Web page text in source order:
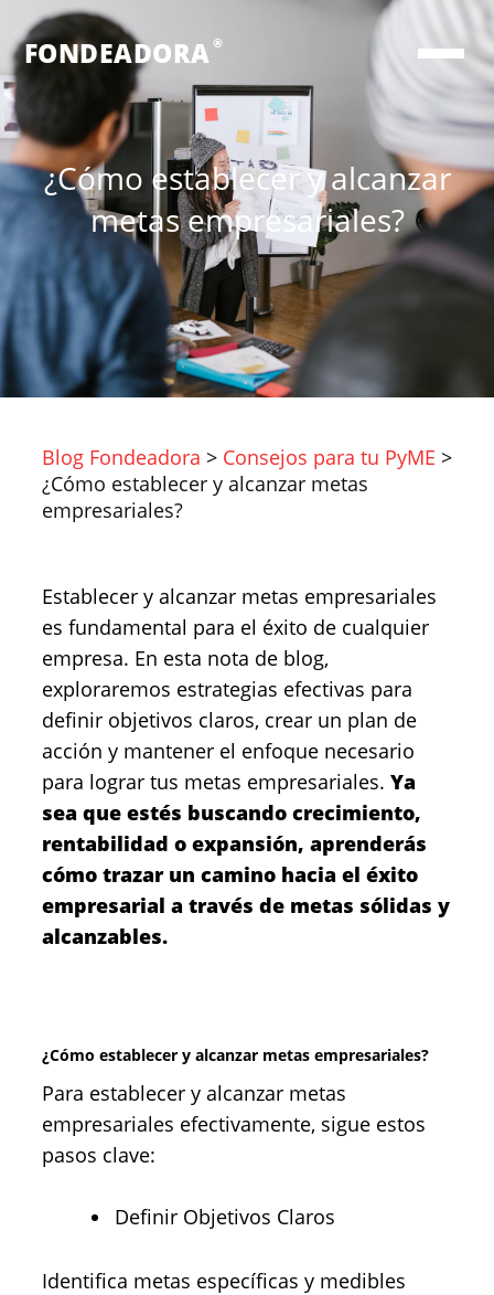
FONDEADORA ®
¿Cómo establecer y alcanzar
metas empresariales?
Blog Fondeadora > Consejos para tu PyME >
¿Cómo establecer y alcanzar metas
empresariales?
Establecer y alcanzar metas empresariales
es fundamental para el éxito de cualquier
empresa. En esta nota de blog,
exploraremos estrategias efectivas para
definir objetivos claros, crear un plan de
acción y mantener el enfoque necesario
para lograr tus metas empresariales. Ya
sea que estés buscando crecimiento,
rentabilidad o expansión, aprenderás
cómo trazar un camino hacia el éxito
empresarial a través de metas sólidas y
alcanzables.
¿Cómo establecer y alcanzar metas empresariales?
Para establecer y alcanzar metas
empresariales efectivamente, sigue estos
pasos clave:
Definir Objetivos Claros
Identifica metas específicas y medibles